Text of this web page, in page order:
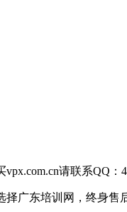
请联系QQ：
广东培训网，终身售